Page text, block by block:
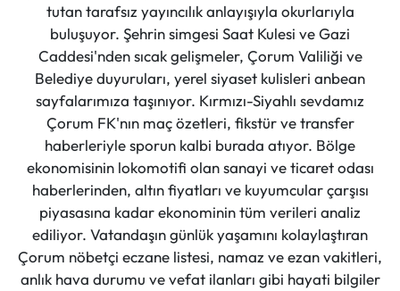
tutan tarafsız yayıncılık anlayışıyla okurlarıyla
buluşuyor. Şehrin simgesi Saat Kulesi ve Gazi
Caddesi'nden sıcak gelişmeler, Çorum Valiliği ve
Belediye duyuruları, yerel siyaset kulisleri anbean
sayfalarımıza taşınıyor. Kırmızı-Siyahlı sevdamız
Çorum FK'nın maç özetleri, fikstür ve transfer
haberleriyle sporun kalbi burada atıyor. Bölge
ekonomisinin lokomotifi olan sanayi ve ticaret odası
haberlerinden, altın fiyatları ve kuyumcular çarşısı
piyasasına kadar ekonominin tüm verileri analiz
ediliyor. Vatandaşın günlük yaşamını kolaylaştıran
Çorum nöbetçi eczane listesi, namaz ve ezan vakitleri,
anlık hava durumu ve vefat ilanları gibi hayati bilgiler